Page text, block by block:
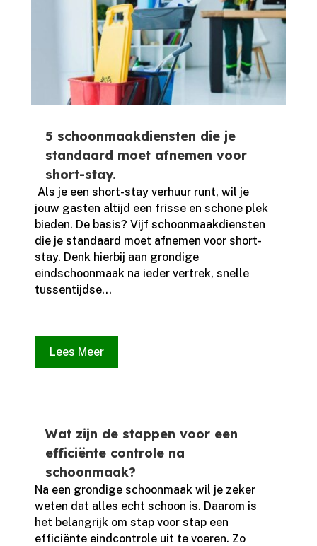
5 schoonmaakdiensten die je
standaard moet afnemen voor
short-stay.
​ Als je een short-stay verhuur runt, wil je
jouw gasten altijd een frisse en schone plek
bieden.​ De basis? Vijf schoonmaakdiensten
die je standaard moet afnemen voor short-
stay.​ Denk hierbij aan grondige
eindschoonmaak na ieder vertrek, snelle
tussentijdse...
Lees Meer
Wat zijn de stappen voor een
efficiënte controle na
schoonmaak?
Na een grondige schoonmaak wil je zeker
weten dat alles echt schoon is.​ Daarom is
het belangrijk om stap voor stap een
efficiënte eindcontrole uit te voeren.​ Zo